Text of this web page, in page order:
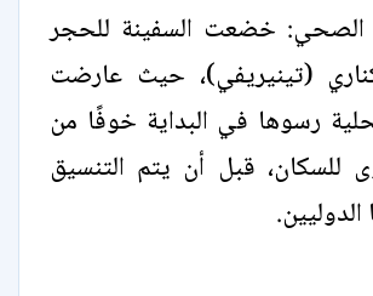
خضعت السفينة للحجر
(تينيريفي)، حيث عارضت
رسوها في البداية خوفًا من
للسكان، قبل أن يتم التنسيق
الدوليين.